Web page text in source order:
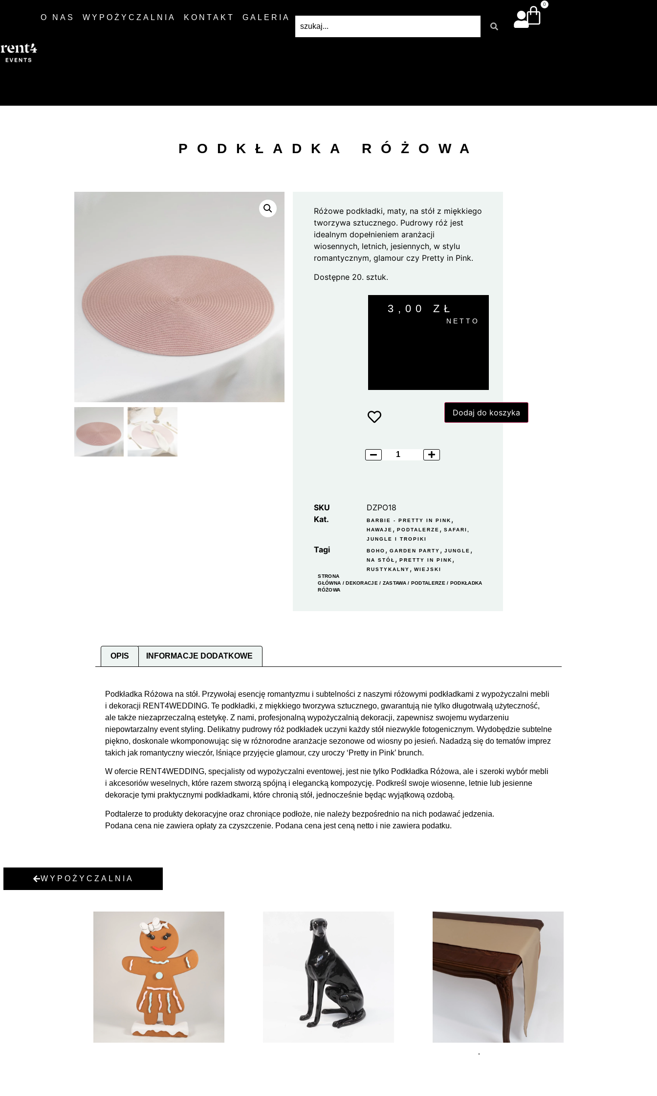
O NAS WYPOŻYCZALNIA KONTAKT GALERIA
0
PODKŁADKA RÓŻOWA
Różowe podkładki, maty, na stół z miękkiego
tworzywa sztucznego. Pudrowy róż jest
idealnym dopełnieniem aranżacji
wiosennych, letnich, jesiennych, w stylu
romantycznym, glamour czy Pretty in Pink.
Dostępne 20. sztuk.
3,00 ZŁ
NETTO
Dodaj do koszyka
SKU
DZPO18
Kat.
BARBIE - PRETTY IN PINK ,
HAWAJE , PODTALERZE , SAFARI,
JUNGLE I TROPIKI
Tagi BOHO , GARDEN PARTY , JUNGLE ,
NA STÓŁ , PRETTY IN PINK ,
RUSTYKALNY , WIEJSKI
STRONA
GŁÓWNA /DEKORACJE / ZASTAWA/ PODTALERZE / PODKŁADKA
RÓŻOWA
OPIS INFORMACJE DODATKOWE
Podkładka Różowa na stół. Przywołaj esencję romantyzmu i subtelności z naszymi różowymi podkładkami z wypożyczalni mebli
i dekoracji RENT4WEDDING. Te podkładki, z miękkiego tworzywa sztucznego, gwarantują nie tylko długotrwałą użyteczność,
ale także niezaprzeczalną estetykę. Z nami, profesjonalną wypożyczalnią dekoracji, zapewnisz swojemu wydarzeniu
niepowtarzalny event styling. Delikatny pudrowy róż podkładek uczyni każdy stół niezwykle fotogenicznym. Wydobędzie subtelne
piękno, doskonale wkomponowując się w różnorodne aranżacje sezonowe od wiosny po jesień. Nadadzą się do tematów imprez
takich jak romantyczny wieczór, lśniące przyjęcie glamour, czy uroczy ‘Pretty in Pink’ brunch.
W ofercie RENT4WEDDING, specjalisty od wypożyczalni eventowej, jest nie tylko Podkładka Różowa, ale i szeroki wybór mebli
i akcesoriów weselnych, które razem stworzą spójną i elegancką kompozycję. Podkreśl swoje wiosenne, letnie lub jesienne
dekoracje tymi praktycznymi podkładkami, które chronią stół, jednocześnie będąc wyjątkową ozdobą.
Podtalerze to produkty dekoracyjne oraz chroniące podłoże, nie należy bezpośrednio na nich podawać jedzenia.
Podana cena nie zawiera opłaty za czyszczenie. Podana cena jest ceną netto i nie zawiera podatku.
WYPOŻYCZALNIA